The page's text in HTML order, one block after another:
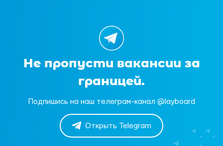
Не пропусти вакансии за
границей.
Подпишись на наш телеграм-канал @layboard
Открыть Telegram